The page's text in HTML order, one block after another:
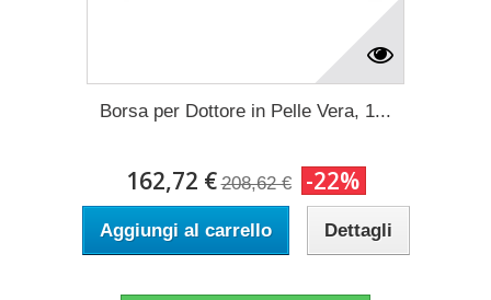
Borsa per Dottore in Pelle Vera, 1...
162,72 € 208,62 € -22%
Aggiungi al carrello Dettagli